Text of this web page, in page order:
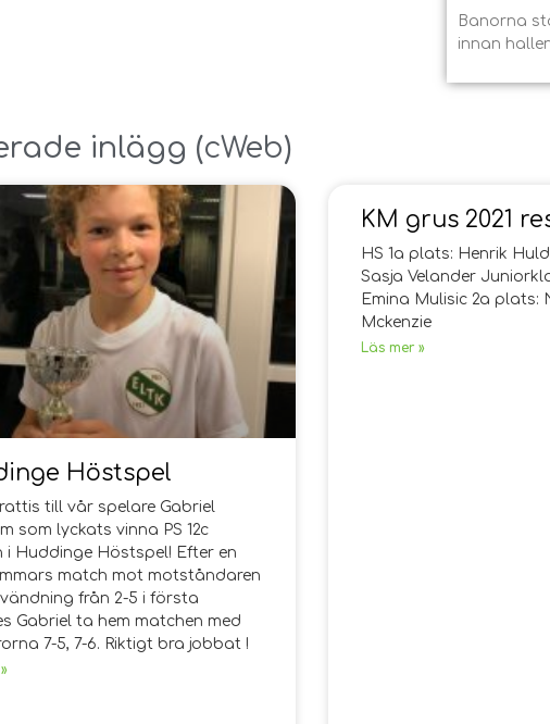
Banorna
innan
inlägg ​(cWeb)
Höstspel
till vår spelare Gabriel
som lyckats vinna PS 12c
i Huddinge Höstspel! Efter en
match mot motståndaren
från 2-5 i första
Gabriel ta hem matchen med
7-5, 7-6. Riktigt bra jobbat !
KM grus 2021
HS 1a plats: Henrik
Sasja Velander
Emina Mulisic 2a plats:
Mckenzie
Läs mer »